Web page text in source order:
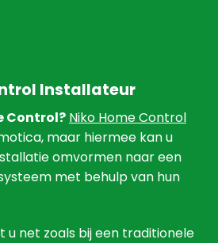
Installateur
Control? Niko Home Control
maar hiermee kan u
omvormen naar een
met behulp van hun
u net zoals bij een traditionele